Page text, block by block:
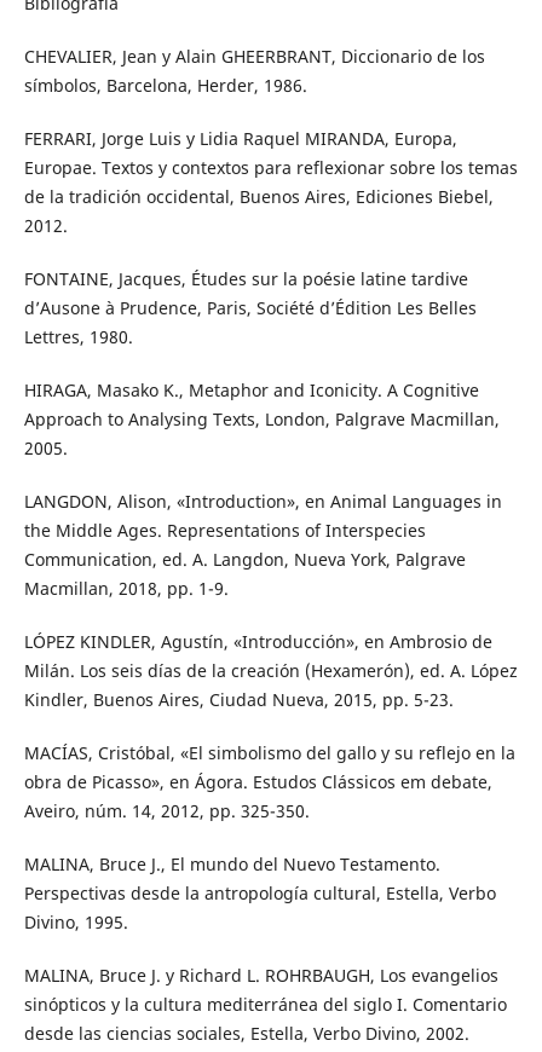
CHEVALIER, Jean y Alain GHEERBRANT, Diccionario de los
símbolos, Barcelona, Herder, 1986.
FERRARI, Jorge Luis y Lidia Raquel MIRANDA, Europa,
Europae. Textos y contextos para reflexionar sobre los temas
de la tradición occidental, Buenos Aires, Ediciones Biebel,
2012.
FONTAINE, Jacques, Études sur la poésie latine tardive
d’Ausone à Prudence, Paris, Société d’Édition Les Belles
Lettres, 1980.
HIRAGA, Masako K., Metaphor and Iconicity. A Cognitive
Approach to Analysing Texts, London, Palgrave Macmillan,
2005.
LANGDON, Alison, «Introduction», en Animal Languages in
the Middle Ages. Representations of Interspecies
Communication, ed. A. Langdon, Nueva York, Palgrave
Macmillan, 2018, pp. 1-9.
LÓPEZ KINDLER, Agustín, «Introducción», en Ambrosio de
Milán. Los seis días de la creación (Hexamerón), ed. A. López
Kindler, Buenos Aires, Ciudad Nueva, 2015, pp. 5-23.
MACÍAS, Cristóbal, «El simbolismo del gallo y su reflejo en la
obra de Picasso», en Ágora. Estudos Clássicos em debate,
Aveiro, núm. 14, 2012, pp. 325-350.
MALINA, Bruce J., El mundo del Nuevo Testamento.
Perspectivas desde la antropología cultural, Estella, Verbo
Divino, 1995.
MALINA, Bruce J. y Richard L. ROHRBAUGH, Los evangelios
sinópticos y la cultura mediterránea del siglo I. Comentario
desde las ciencias sociales, Estella, Verbo Divino, 2002.